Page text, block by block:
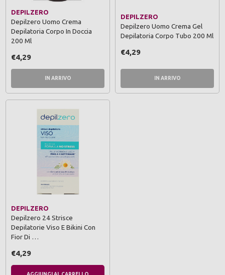
DEPILZERO
Depilzero Uomo Crema
Depilatoria Corpo In Doccia
200 Ml
€4,29
IN ARRIVO
DEPILZERO
Depilzero Uomo Crema Gel
Depilatoria Corpo Tubo 200 Ml
€4,29
IN ARRIVO
DEPILZERO
Depilzero 24 Strisce
Depilatorie Viso E Bikini Con
Fior Di …
€4,29